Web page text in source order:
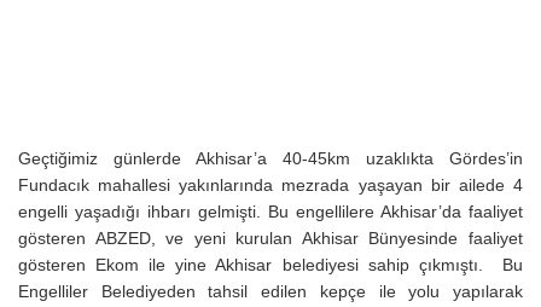
Geçtiğimiz günlerde Akhisar’a 40-45km uzaklıkta Gördes’in
Fundacık mahallesi yakınlarında mezrada yaşayan bir ailede 4
engelli yaşadığı ihbarı gelmişti. Bu engellilere Akhisar’da faaliyet
gösteren ABZED, ve yeni kurulan Akhisar Bünyesinde faaliyet
gösteren Ekom ile yine Akhisar belediyesi sahip çıkmıştı. Bu
Engelliler Belediyeden tahsil edilen kepçe ile yolu yapılarak